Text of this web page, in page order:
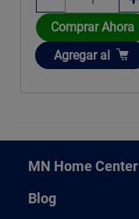
Comprar Ahora
Añadir
Agregar al
MN Home Center
Blog